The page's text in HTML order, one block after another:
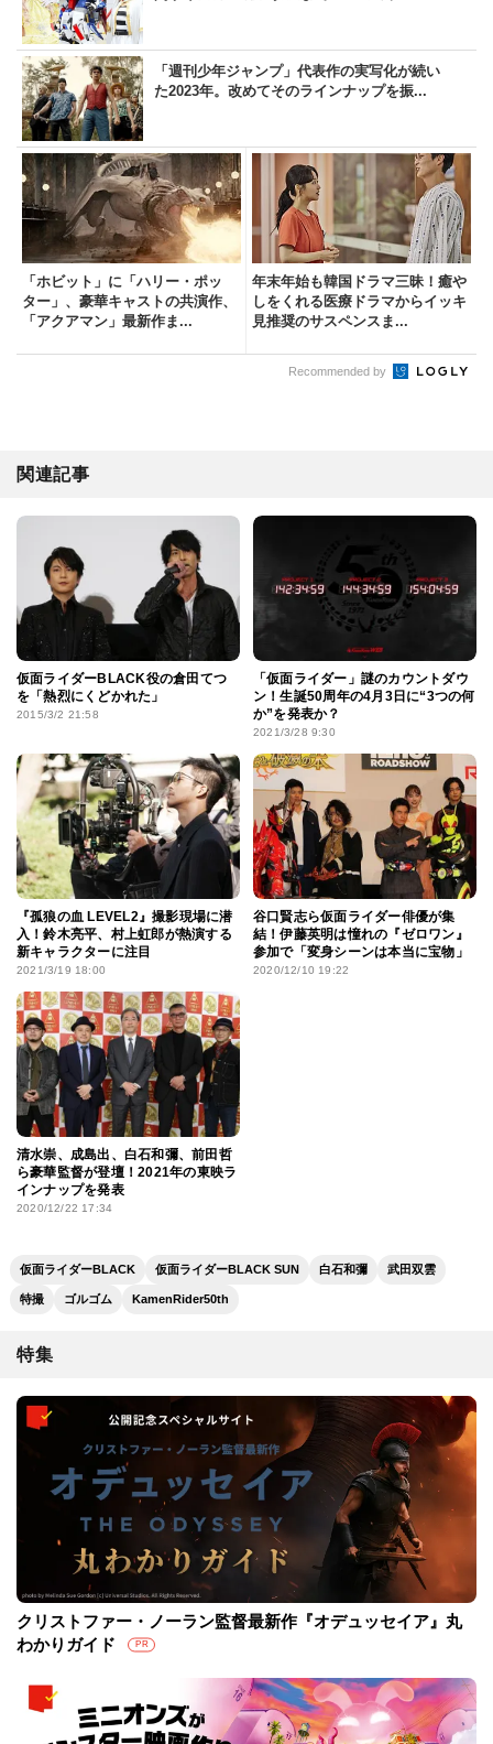
「週刊少年ジャンプ」代表作の実写化が続い
た2023年。改めてそのラインナップを振...
「ホビット」に「ハリー・ポッ
ター」、豪華キャストの共演作、
「アクアマン」最新作ま...
年末年始も韓国ドラマ三昧！癒や
しをくれる医療ドラマからイッキ
見推奨のサスペンスま...
Recommended by
関連記事
仮面ライダーBLACK役の倉田てつ
を「熱烈にくどかれた」
2015/3/2 21:58
「仮面ライダー」謎のカウントダウ
ン！生誕50周年の4月3日に“3つの何
か”を発表か？
2021/3/28 9:30
『孤狼の血 LEVEL2』撮影現場に潜
入！鈴木亮平、村上虹郎が熱演する
新キャラクターに注目
2021/3/19 18:00
谷口賢志ら仮面ライダー俳優が集
結！伊藤英明は憧れの『ゼロワン』
参加で「変身シーンは本当に宝物」
2020/12/10 19:22
清水崇、成島出、白石和彌、前田哲
ら豪華監督が登壇！2021年の東映ラ
インナップを発表
2020/12/22 17:34
仮面ライダーBLACK 仮面ライダーBLACK SUN 白石和彌 武田双雲
特撮 ゴルゴム KamenRider50th
特集
クリストファー・ノーラン監督最新作『オデュッセイア』丸
わかりガイド
PR